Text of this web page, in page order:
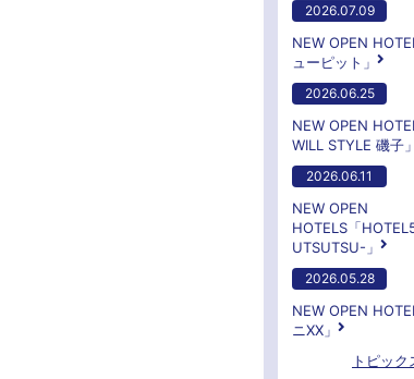
2026.07.09
NEW OPEN
ューピット」
2026.06.25
NEW OPEN
WILL STYLE 磯子」
2026.06.11
NEW OPEN
HOTELS「
UTSUTSU-」
2026.05.28
NEW OPEN
ニXX」
トピッ